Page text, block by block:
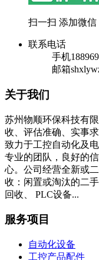
扫一扫 添加微信
联系电话
手机
邮箱
关于我们
苏州物顺环保科技有
收、评估准确、实事
致力于工控自动化及
专业的团队，良好的
心。公司经营全新或
收：闲置或淘汰的二
回收、 PLC设备...
服务项目
自动化设备
工控产品配件